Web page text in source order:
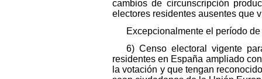
cambios de circunscripción
electores residentes ausentes que
Excepcionalmente el período
6) Censo electoral vigente
residentes en España ampliado
la votación y que tengan